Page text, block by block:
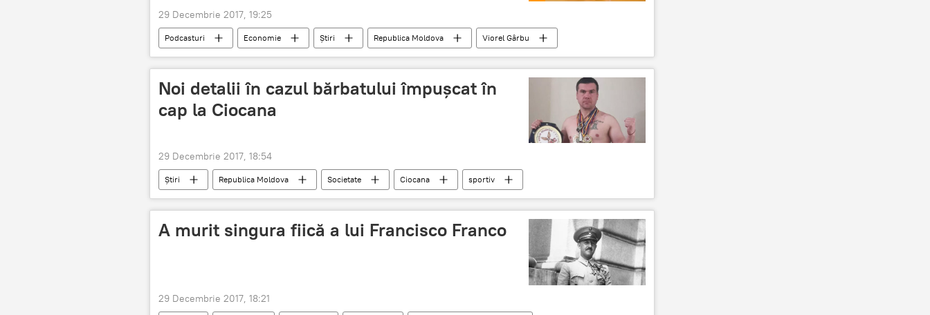
29 Decembrie 2017, 19:25
Podcasturi Economie Știri Republica Moldova
Viorel Gârbu
economie
gafe
Noi detalii în cazul bărbatului împușcat în
cap la Ciocana
29 Decembrie 2017, 18:54
Știri Republica Moldova Societate Ciocana
sportiv
Vladislav Gribincea
comă împușcat în cap FEA kikboxing
A murit singura fiică a lui Francisco Franco
29 Decembrie 2017, 18:21